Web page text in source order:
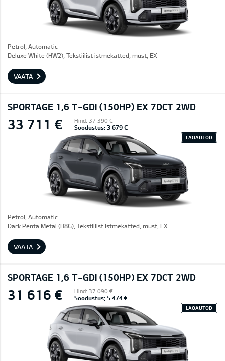
Petrol, Automatic
Deluxe White (HW2), Tekstiilist istmekatted, must, EX
VAATA
SPORTAGE 1,6 T-GDI (150HP) EX 7DCT 2WD
33 711 € Hind: 37 390 €
Soodustus: 3 679 €
LAOAUTOD
Petrol, Automatic
Dark Penta Metal (H8G), Tekstiilist istmekatted, must, EX
VAATA
SPORTAGE 1,6 T-GDI (150HP) EX 7DCT 2WD
31 616 € Hind: 37 090 €
Soodustus: 5 474 €
LAOAUTOD